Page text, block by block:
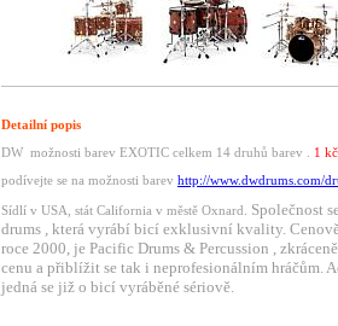
Detailní popis
DW možnosti barev EXOTIC celkem 14 druhů barev . 1
podívejte se na možnosti barev http://www.dwdrums.com/
Sídlí v USA, stát California v městě Oxnard.
Společnost
drums , která vyrábí bicí exklusivní kvality.
roce 2000, je Pacific Drums & Percussion ,
cenu a přiblížit se tak i neprofesionálním hráčům.
jedná se již o bicí vyráběné sériově.